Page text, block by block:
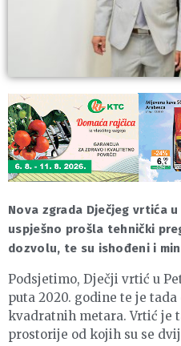
Nova zgrada Dječjeg vrtića
uspješno prošla tehnički
dozvolu, te su ishođeni i
Podsjetimo, Dječji vrtić u
puta 2020. godine te je
kvadratnih metara. Vrtić je
prostorije od kojih su se